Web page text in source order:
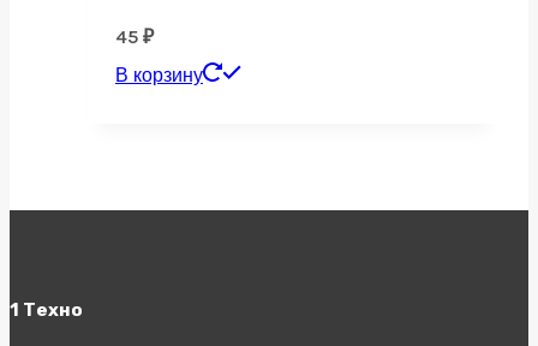
45 ₽
В корзину
1 Техно